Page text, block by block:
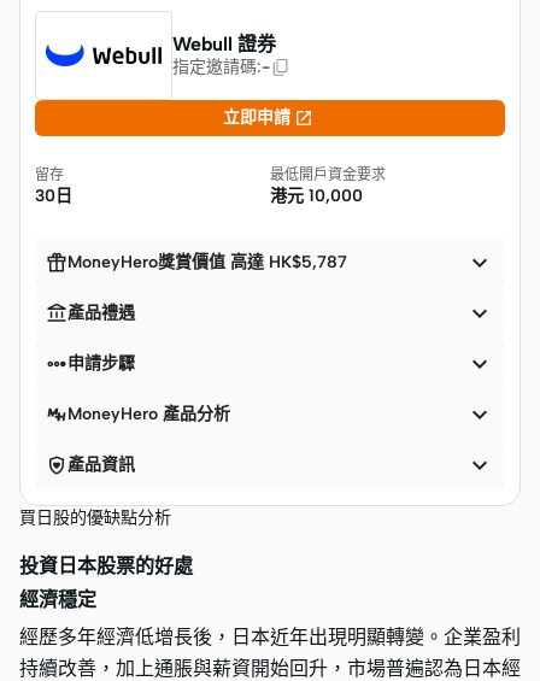
Webull 證券
指定邀請碼:-
立即申請 
留存
30日
最低開戶資金要求
港元 10,000
MoneyHero獎賞價值 高達 HK$5,787 
產品禮遇 
申請步驟 
MoneyHero 產品分析 
 產品資訊 
買日股的優缺點分析
投資日本股票的好處
經濟穩定
經歷多年經濟低增長後，日本近年出現明顯轉變。企業盈利
持續改善，加上通脹與薪資開始回升，市場普遍認為日本經